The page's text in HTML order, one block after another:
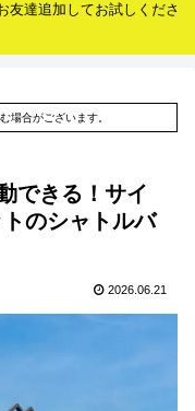
友達追加してお試しくださ
場合がございます。
できる！サイ
のシャトルバ
2026.06.21